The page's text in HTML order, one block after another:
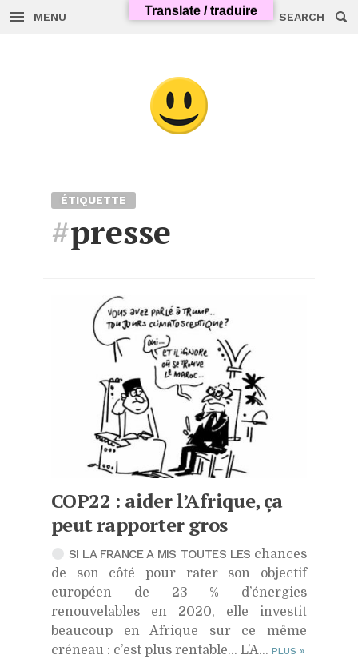
MENU SEARCH
ÉTIQUETTE
#presse
COP22 : aider l’Afrique, ça
peut rapporter gros
SI LA FRANCE A MIS TOUTES LES chances
de son côté pour rater son objectif
européen de 23 % d’énergies
renouvelables en 2020, elle investit
beaucoup en Afrique sur ce même
créneau : c’est plus rentable… L’A... PLUS »
Translate / traduire